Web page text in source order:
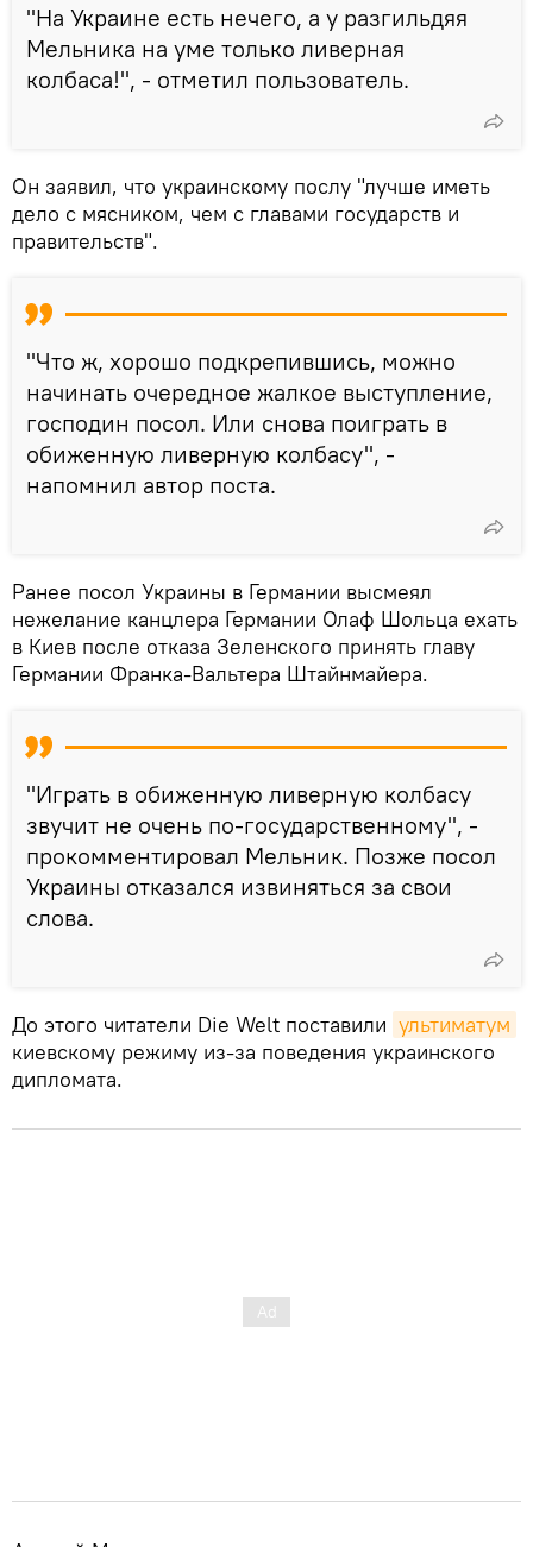
"На Украине есть нечего, а у разгильдяя
Мельника на уме только ливерная
колбаса!", - отметил пользователь.
Он заявил, что украинскому послу "лучше иметь
дело с мясником, чем с главами государств и
правительств".
"Что ж, хорошо подкрепившись, можно
начинать очередное жалкое выступление,
господин посол. Или снова поиграть в
обиженную ливерную колбасу", -
напомнил автор поста.
Ранее посол Украины в Германии высмеял
нежелание канцлера Германии Олаф Шольца ехать
в Киев после отказа Зеленского принять главу
Германии Франка-Вальтера Штайнмайера.
"Играть в обиженную ливерную колбасу
звучит не очень по-государственному", -
прокомментировал Мельник. Позже посол
Украины отказался извиняться за свои
слова.
До этого читатели Die Welt поставили ультиматум
киевскому режиму из-за поведения украинского
дипломата.